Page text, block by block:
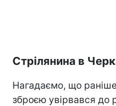
Стрілянина в
Нагадаємо, що раніше
зброєю увірвався до